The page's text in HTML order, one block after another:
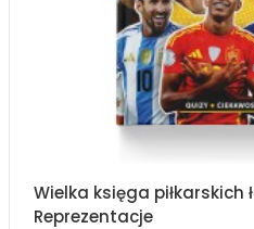
Wielka księga piłkarskich
Reprezentacje